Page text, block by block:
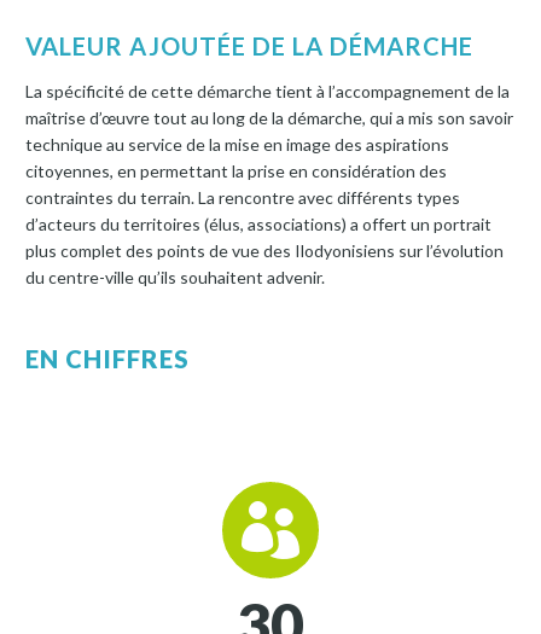
VALEUR AJOUTÉE DE LA DÉMARCHE
La spécificité de cette démarche tient à l’accompagnement de la
maîtrise d’œuvre tout au long de la démarche, qui a mis son savoir
technique au service de la mise en image des aspirations
citoyennes, en permettant la prise en considération des
contraintes du terrain. La rencontre avec différents types
d’acteurs du territoires (élus, associations) a offert un portrait
plus complet des points de vue des Ilodyonisiens sur l’évolution
du centre-ville qu’ils souhaitent advenir.
EN CHIFFRES

